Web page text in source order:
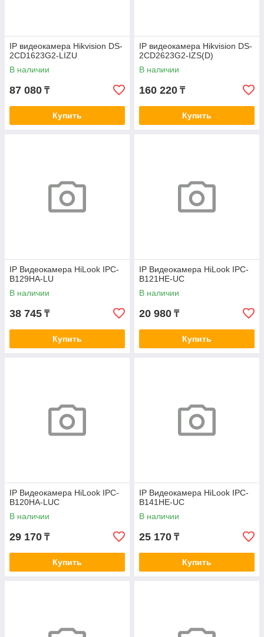
IP видеокамера Hikvision DS-
2CD1623G2-LIZU
В наличии
87 080 ₸
Купить
IP видеокамера Hikvision DS-
2CD2623G2-IZS(D)
В наличии
160 220 ₸
Купить
IP Видеокамера HiLook IPC-
B129HA-LU
В наличии
38 745 ₸
Купить
IP Видеокамера HiLook IPC-
B121HE-UC
В наличии
20 980 ₸
Купить
IP Видеокамера HiLook IPC-
B120HA-LUC
В наличии
29 170 ₸
Купить
IP Видеокамера HiLook IPC-
B141HE-UC
В наличии
25 170 ₸
Купить